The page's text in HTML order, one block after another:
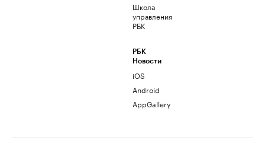
Школа
управления
РБК
РБК
Новости
iOS
Android
AppGallery